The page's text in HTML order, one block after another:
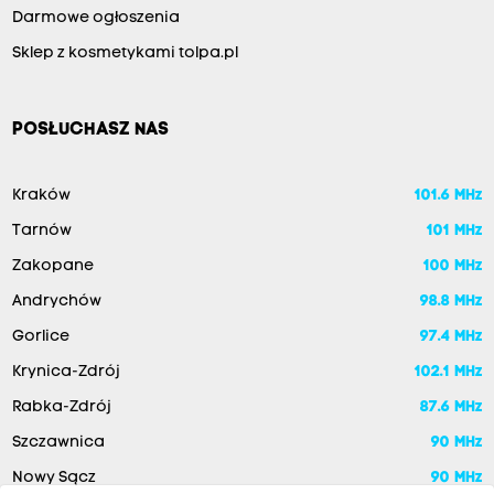
Darmowe ogłoszenia
Sklep z kosmetykami tolpa.pl
POSŁUCHASZ NAS
Kraków 101.6 MHz
Tarnów 101 MHz
Zakopane 100 MHz
Andrychów 98.8 MHz
Gorlice 97.4 MHz
Krynica-Zdrój 102.1 MHz
Rabka-Zdrój 87.6 MHz
Szczawnica 90 MHz
Nowy Sącz 90 MHz